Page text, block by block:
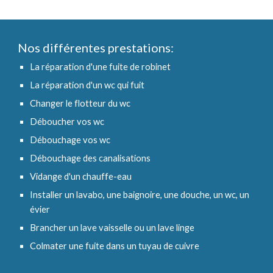
Nos différentes prestations:
La réparation d'une fuite de robinet
La réparation d'un wc qui fuit
Changer le flotteur du wc
Déboucher vos wc
Débouchage vos wc
Débouchage des canalisations
Vidange d'un chauffe-eau
Installer un lavabo, une baignoire, une douche, un wc, un
évier
Brancher un lave vaisselle ou un lave linge
Colmater une fuite dans un tuyau de cuivre